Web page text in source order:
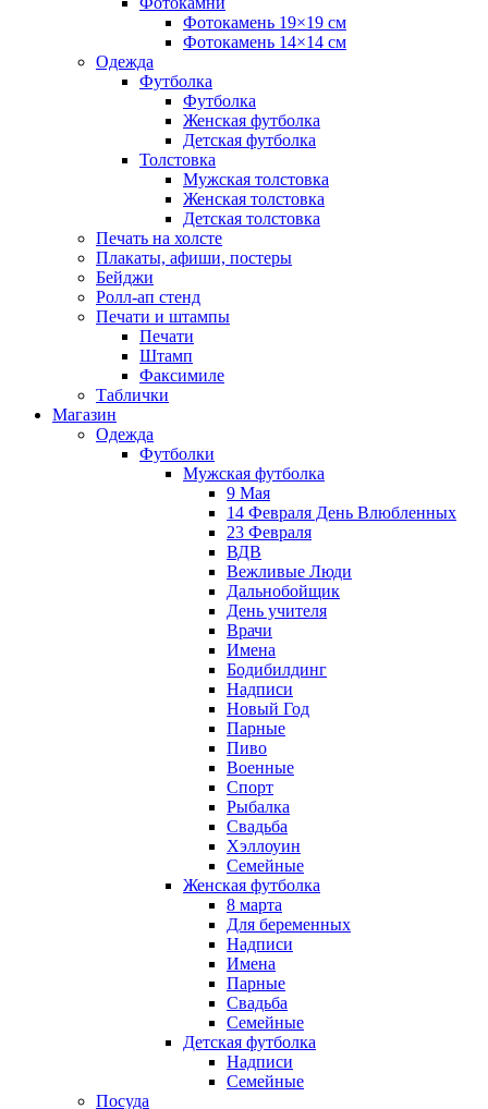
Фотокамень 19×19 см
Фотокамень 14×14 см
Одежда
Футболка
Футболка
Женская футболка
Детская футболка
Толстовка
Мужская толстовка
Женская толстовка
Детская толстовка
Печать на холсте
Плакаты, афиши, постеры
Бейджи
Ролл-ап стенд
Печати и штампы
Печати
Штамп
Факсимиле
Таблички
Магазин
Одежда
Футболки
Мужская футболка
9 Мая
14 Февраля День Влюбленных
23 Февраля
ВДВ
Вежливые Люди
Дальнобойщик
День учителя
Врачи
Имена
Бодибилдинг
Надписи
Новый Год
Парные
Пиво
Военные
Спорт
Рыбалка
Свадьба
Хэллоуин
Семейные
Женская футболка
8 марта
Для беременных
Надписи
Имена
Парные
Свадьба
Семейные
Детская футболка
Надписи
Семейные
Посуда